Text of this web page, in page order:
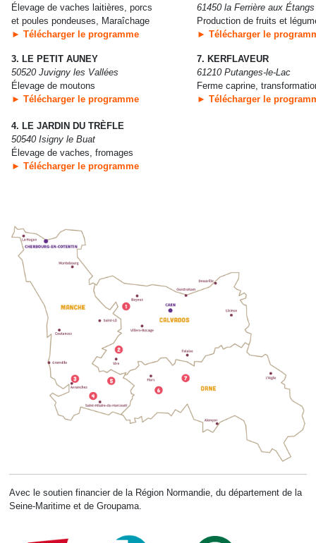
Élevage de vaches laitières, porcs
et poules pondeuses, Maraîchage
► Télécharger le programme
3. LE PETIT AUNEY
50520 Juvigny les Vallées
Élevage de moutons
► Télécharger le programme
4. LE JARDIN DU TRÈFLE
50540 Isigny le Buat
Élevage de vaches, fromages
► Télécharger le programme
61450 la Ferrière aux Étangs
Production de fruits et
► Télécharger le
7. KERFLAVEUR
61210 Putanges-le-Lac
Ferme caprine,
► Télécharger le
Avec le soutien financier de la Région Normandie, du département de la
Seine-Maritime et de Groupama.